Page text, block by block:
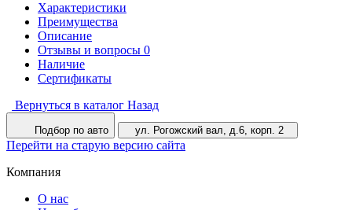
Характеристики
Преимущества
Описание
Отзывы и вопросы 0
Наличие
Сертификаты
Вернуться в каталог Назад
Подбор по авто ул. Рогожский вал, д.6, корп. 2
Перейти на старую версию сайта
Компания
О нас